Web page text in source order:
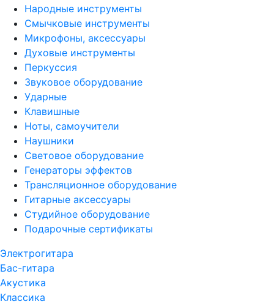
Народные инструменты
Смычковые инструменты
Микрофоны, аксессуары
Духовые инструменты
Перкуссия
Звуковое оборудование
Ударные
Клавишные
Ноты, самоучители
Наушники
Световое оборудование
Генераторы эффектов
Трансляционное оборудование
Гитарные аксессуары
Студийное оборудование
Подарочные сертификаты
Электрогитара
Бас-гитара
Акустика
Классика